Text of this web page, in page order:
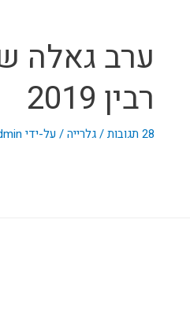
ערב גאלה
רבין 2019
28 תגובות /גלרייה/ על-ידי